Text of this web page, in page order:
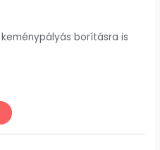
borításra is